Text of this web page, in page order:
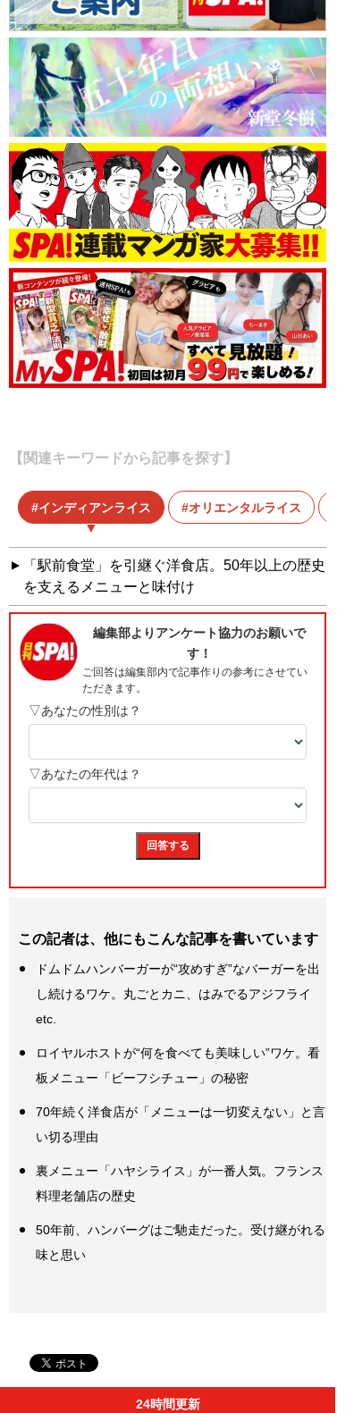
【関連キーワードから記事を探す】
インディアンライス オリエンタルライス
「駅前食堂」を引継ぐ洋食店。50年以上の歴史
を支えるメニューと味付け
この記者は、他にもこんな記事を書いています
ドムドムハンバーガーが“攻めすぎ”なバーガーを出
し続けるワケ。丸ごとカニ、はみでるアジフライ
etc.
ロイヤルホストが“何を食べても美味しい”ワケ。看
板メニュー「ビーフシチュー」の秘密
70年続く洋食店が「メニューは一切変えない」と言
い切る理由
裏メニュー「ハヤシライス」が一番人気。フランス
料理老舗店の歴史
50年前、ハンバーグはご馳走だった。受け継がれる
味と思い
24時間更新